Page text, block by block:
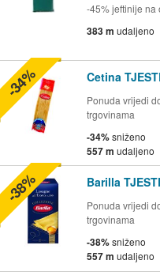
-45% jeftinije na
383 m udaljeno
Cetina
Ponuda vrijedi
trgovinama
-34%sniženo
557 m udaljeno
-34%
Barilla
Ponuda vrijedi
trgovinama
-38%sniženo
557 m udaljeno
-38%